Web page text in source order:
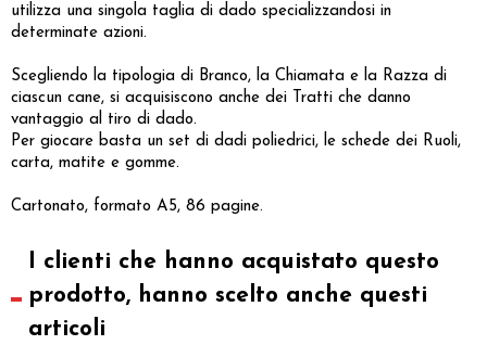
utilizza una singola taglia di dado specializzandosi in
determinate azioni.
Scegliendo la tipologia di Branco, la Chiamata e la Razza di
ciascun cane, si acquisiscono anche dei Tratti che danno
vantaggio al tiro di dado.
Per giocare basta un set di dadi poliedrici, le schede dei Ruoli,
carta, matite e gomme.
Cartonato, formato A5, 86 pagine.
I clienti che hanno acquistato questo
prodotto, hanno scelto anche questi
articoli